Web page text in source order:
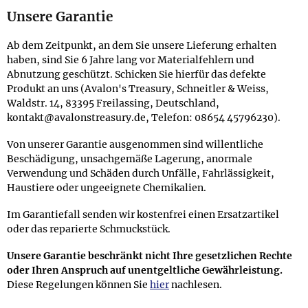
Unsere Garantie
Ab dem Zeitpunkt, an dem Sie unsere Lieferung erhalten
haben, sind Sie 6 Jahre lang vor Materialfehlern und
Abnutzung geschützt. Schicken Sie hierfür das defekte
Produkt an uns (Avalon's Treasury, Schneitler & Weiss,
Waldstr. 14, 83395 Freilassing, Deutschland,
kontakt@avalonstreasury.de, Telefon: 08654 45796230).
Von unserer Garantie ausgenommen sind willentliche
Beschädigung, unsachgemäße Lagerung, anormale
Verwendung und Schäden durch Unfälle, Fahrlässigkeit,
Haustiere oder ungeeignete Chemikalien.
Im Garantiefall senden wir kostenfrei einen Ersatzartikel
oder das reparierte Schmuckstück.
Unsere Garantie beschränkt nicht Ihre gesetzlichen Rechte
oder Ihren Anspruch auf unentgeltliche Gewährleistung.
Diese Regelungen können Sie hiernachlesen.